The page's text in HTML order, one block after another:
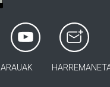
ARAUAK